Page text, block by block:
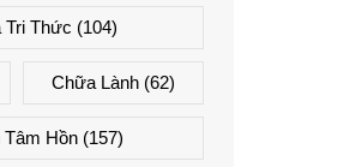
Tri Thức (104)
Chữa Lành(62)
Hồn (157)